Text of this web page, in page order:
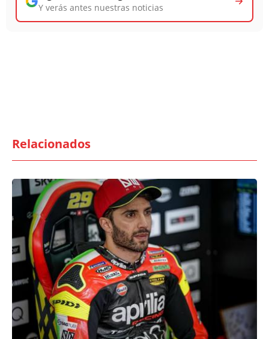
Y verás antes nuestras noticias
Relacionados